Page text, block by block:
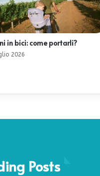
in bici: come portarli?
2026
Posts